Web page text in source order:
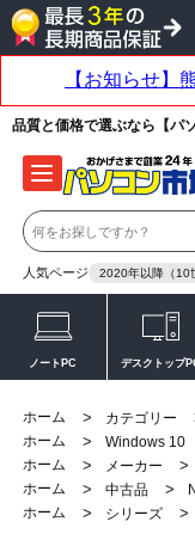
品質と価格で選ぶなら【パ
人気ページ 2020年以降（10
ノートPC デスクトップ
ホーム > カテゴリー
ホーム
> Windows 10
ホーム
> メーカー >
ホーム
> 中古品 >
ホーム
> シリーズ >